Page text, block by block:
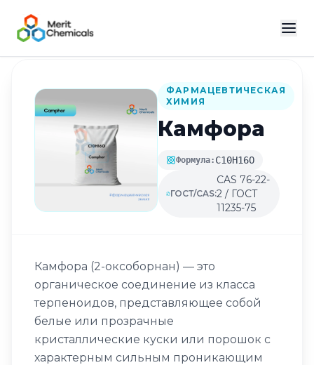
Назад в каталог
ФАРМАЦЕВТИЧЕСКАЯ
ХИМИЯ
Камфора
Формула: C10H16O
ГОСТ/CAS:
CAS 76-22-
2 / ГОСТ
11235-75
Камфора (2-оксоборнан) — это
органическое соединение из класса
терпеноидов, представляющее собой
белые или прозрачные
кристаллические куски или порошок с
характерным сильным проникающим